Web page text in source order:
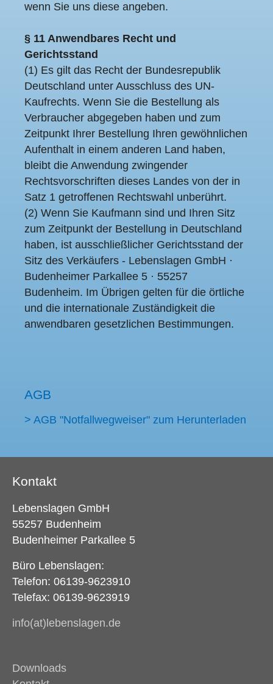
wenn Sie uns diese angeben.
§ 11 Anwendbares Recht und
Gerichtsstand
(1) Es gilt das Recht der Bundesrepublik
Deutschland unter Ausschluss des UN-
Kaufrechts. Wenn Sie die Bestellung als
Verbraucher abgegeben haben und zum
Zeitpunkt Ihrer Bestellung Ihren gewöhnlichen
Aufenthalt in einem anderen Land haben,
bleibt die Anwendung zwingender
Rechtsvorschriften dieses Landes von der in
Satz 1 getroffenen Rechtswahl unberührt.
(2) Wenn Sie Kaufmann sind und Ihren Sitz
zum Zeitpunkt der Bestellung in Deutschland
haben, ist ausschließlicher Gerichtsstand der
Sitz des Verkäufers - Lebenslagen GmbH ·
Budenheimer Parkallee 5 · 55257
Budenheim. Im Übrigen gelten für die örtliche
und die internationale Zuständigkeit die
anwendbaren gesetzlichen Bestimmungen.
AGB
> AGB "Notfallwegweiser" zum Herunterladen
Kontakt
Lebenslagen GmbH
55257 Budenheim
Budenheimer Parkallee 5
Büro Lebenslagen:
Telefon: 06139-9623910
Telefax: 06139-9623919
info(at)lebenslagen.de
Downloads